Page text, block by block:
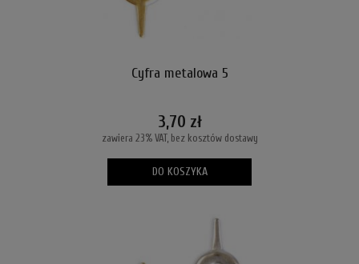
Cyfra metalowa 5
3,70 zł
zawiera 23% VAT, bez kosztów dostawy
DO KOSZYKA